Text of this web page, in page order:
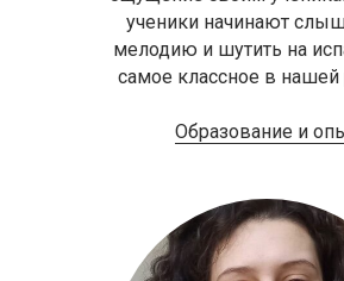
ученики начинают
мелодию и шутить на
самое классное в нашей
Образование и